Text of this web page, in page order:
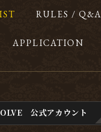
RULES / Q&A
APPLICATION
公式アカウント